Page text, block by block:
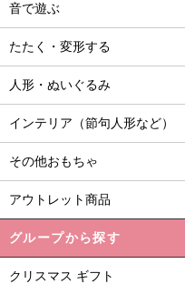
音で遊ぶ
たたく・変形する
人形・ぬいぐるみ
インテリア（節句人形など）
その他おもちゃ
アウトレット商品
グループから探す
クリスマス ギフト